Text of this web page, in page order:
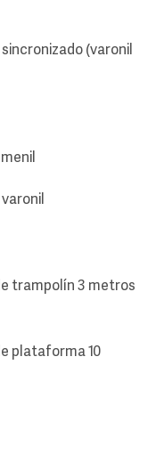
(varonil
trampolín 3 metros
plataforma 10